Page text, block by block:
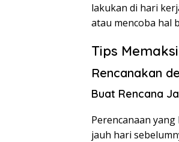
lakukan di hari
atau mencoba hal
Tips
Rencanakan
Buat Rencana
Perencanaan
jauh hari